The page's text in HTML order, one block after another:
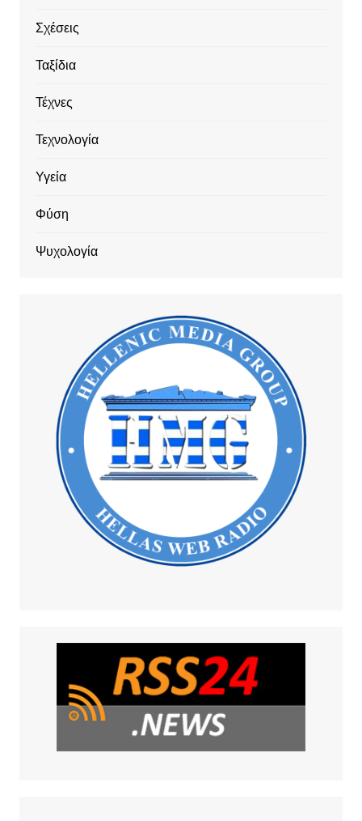
Σχέσεις
Ταξίδια
Τέχνες
Τεχνολογία
Υγεία
Φύση
Ψυχολογία